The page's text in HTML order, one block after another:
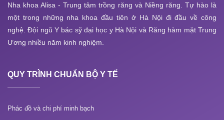
Nha khoa Alisa - Trung tâm trồng răng và Niềng răng. Tự hào là
một trong những nha khoa đầu tiên ở Hà Nội đi đầu về công
nghệ. Đội ngũ Y bác sỹ đại học y Hà Nội và Răng hàm mặt Trung
Ương nhiều năm kinh nghiệm.
QUY TRÌNH CHUẨN BỘ Y TẾ
Phác đồ và chi phí minh bạch